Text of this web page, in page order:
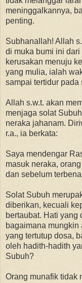
meninggalkannya,
penting.
Subhanallah! Allah
di muka bumi ini
kerusakan menuju
yang mulia, ialah
sampai tertidur pada
Allah s.w.t. akan
menjaga solat
neraka jahanam.
r.a., ia berkata:
Saya mendengar
masuk neraka,
dan sebelum
Solat Subuh
diberikan, kecuali
bertaubat. Hati yang
bagaimana
yang tertutup dosa,
oleh hadith-hadith
Subuh?
Orang munafik tidak